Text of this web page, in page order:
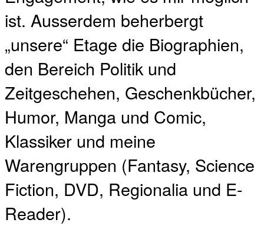
ist. Ausserdem beherbergt
„unsere“ Etage die Biographien,
den Bereich Politik und
Zeitgeschehen, Geschenkbücher,
Humor, Manga und Comic,
Klassiker und meine
Warengruppen (Fantasy, Science
Fiction, DVD, Regionalia und E-
Reader).